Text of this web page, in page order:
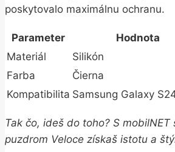
poskytovalo maximálnu ochranu.
Parameter
Hodnota
Materiál
Silikón
Farba
Čierna
Kompatibilita Samsung Galaxy
Tak čo, ideš do toho? S mobilNET
puzdrom Veloce získaš istotu a